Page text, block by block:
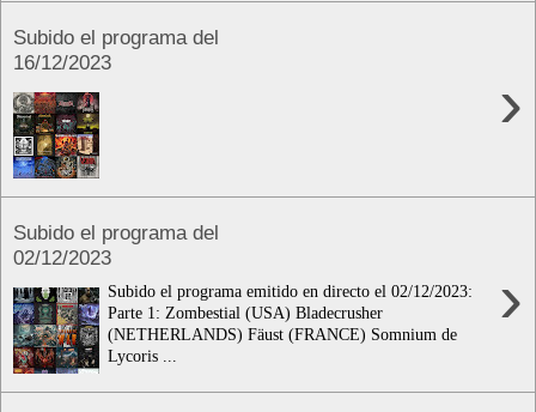
Subido el programa del
16/12/2023
›
Subido el programa del
02/12/2023
›
Subido el programa emitido en directo el 02/12/2023:
Parte 1: Zombestial (USA) Bladecrusher
(NETHERLANDS) Fäust (FRANCE) Somnium de
Lycoris ...